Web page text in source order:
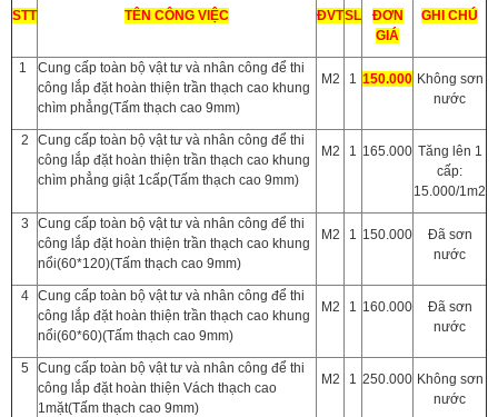
STT TÊN CÔNG VIỆC ĐVTSL
ĐƠN
GIÁ
GHI CHÚ
1
Cung cấp toàn bộ vật tư và nhân công để thi
công lắp đặt hoàn thiện trần thạch cao khung
chìm phẳng(Tấm thạch cao 9mm)
M2 1 150.000 Không sơn
nước
2
Cung cấp toàn bộ vật tư và nhân công để thi
công lắp đặt hoàn thiện trần thạch cao khung
chìm phẳng giật 1cấp(Tấm thạch cao 9mm)
M2 1 165.000 Tăng lên 1
cấp:
15.000/1m2
3
Cung cấp toàn bộ vật tư và nhân công để thi
công lắp đặt hoàn thiện trần thạch cao khung
nổi(60*120)(Tấm thạch cao 9mm)
M2 1 150.000
Đã sơn
nước
4
Cung cấp toàn bộ vật tư và nhân công để thi
công lắp đặt hoàn thiện trần thạch cao khung
nổi(60*60)(Tấm thạch cao 9mm)
M2 1 160.000
Đã sơn
nước
5
Cung cấp toàn bộ vật tư và nhân công để thi
công lắp đặt hoàn thiện Vách thạch cao
1mặt(Tấm thạch cao 9mm)
M2 1 250.000 Không sơn
nước